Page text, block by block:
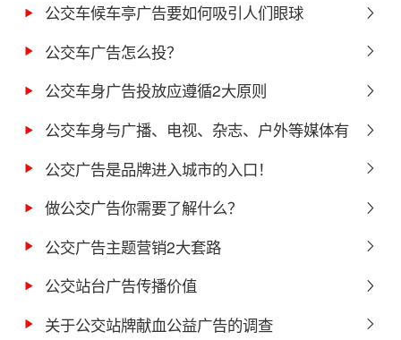
公交车候车亭广告要如何吸引人们眼球
公交车广告怎么投？
公交车身广告投放应遵循2大原则
公交车身与广播、电视、杂志、户外等媒体有
什么优势
公交广告是品牌进入城市的入口！
做公交广告你需要了解什么？
公交广告主题营销2大套路
公交站台广告传播价值
关于公交站牌献血公益广告的调查